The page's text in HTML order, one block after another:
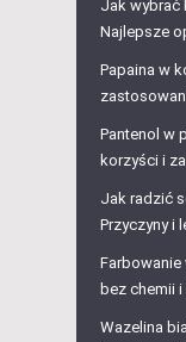
Jak wybrać
Najlepsze
Papaina w
Pantenol w
korzyści i
Jak radzić
Przyczyny i
Farbowanie
bez chemii
Wazelina